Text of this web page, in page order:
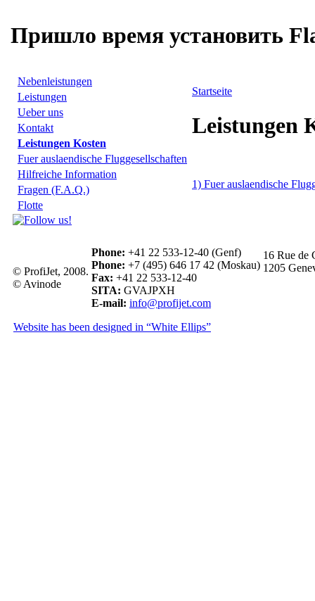
Пришло время установить
Nebenleistungen
Leistungen
Ueber uns
Kontakt
Leistungen Kosten
Fuer auslaendische Fluggesellschaften
Hilfreiche Information
Fragen (F.A.Q.)
Flotte
Startseite
Leistungen
1) Fuer auslaendische
© ProfiJet, 2008.
© Avinode
Phone: +41 22 533-12-40 (Genf)
Phone: +7 (495) 646 17 42 (Moskau)
Fax: +41 22 533-12-40
SITA: GVAJPXH
E-mail: info@profijet.com
16 Rue de
1205
Website has been designed in “White Ellips”